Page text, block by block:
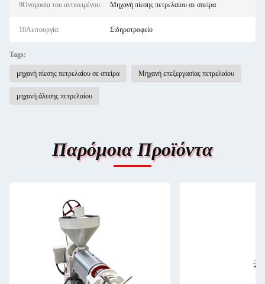
9Ονομασία του αντικειμένου: Μηχανή πίεσης πετρελαίου σε σπείρα
10Λειτουργία: Σιδηροτροφείο
Tags:
μηχανή πίεσης πετρελαίου σε σπείρα Μηχανή επεξεργασίας πετρελαίου
μηχανή άλεσης πετρελαίου
Παρόμοια Προϊόντα